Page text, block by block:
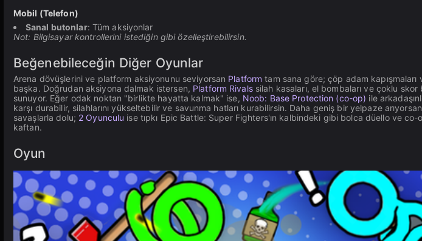
Mobil (Telefon)
Sanal butonlar: Tüm aksiyonlar
Not: Bilgisayar kontrollerini istediğin gibi özelleştirebilirsin.
Beğenebileceğin Diğer Oyunlar
Arena dövüşlerini ve platform aksiyonunu seviyorsan Platform tam sana göre; çöp adam
başka. Doğrudan aksiyona dalmak istersen, Platform Rivalssilah kasaları, el bombaları ve çoklu skor
sunuyor. Eğer odak noktan "birlikte hayatta kalmak" ise, Noob: Base Protection (co-op) ile
karşı durabilir, silahlarını yükseltebilir ve savunma hatları kurabilirsin. Daha geniş bir yelpaze
savaşlarla dolu; 2 Oyunculu ise tıpkı Epic Battle: Super Fighters'ın kalbindeki gibi bolca düello ve
kaftan.
Oyun